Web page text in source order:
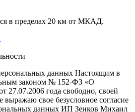
в пределах 20 км от МКАД.
данных Настоящим в
законом № 152-ФЗ «О
27.07.2006 года свободно, своей
выражаю свое безусловное согласие
данных ИП Зенков Михаил